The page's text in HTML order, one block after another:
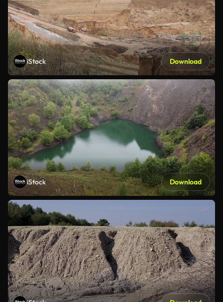
iStock Download
iStock Download